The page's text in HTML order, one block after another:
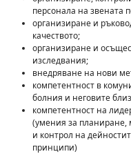
персонала на звената
организиране и
качеството;
организиране и
изследвания;
внедряване на нови
компетентност в
болния и неговите
компетентност на
(умения за планиране,
и контрол на
принципи)